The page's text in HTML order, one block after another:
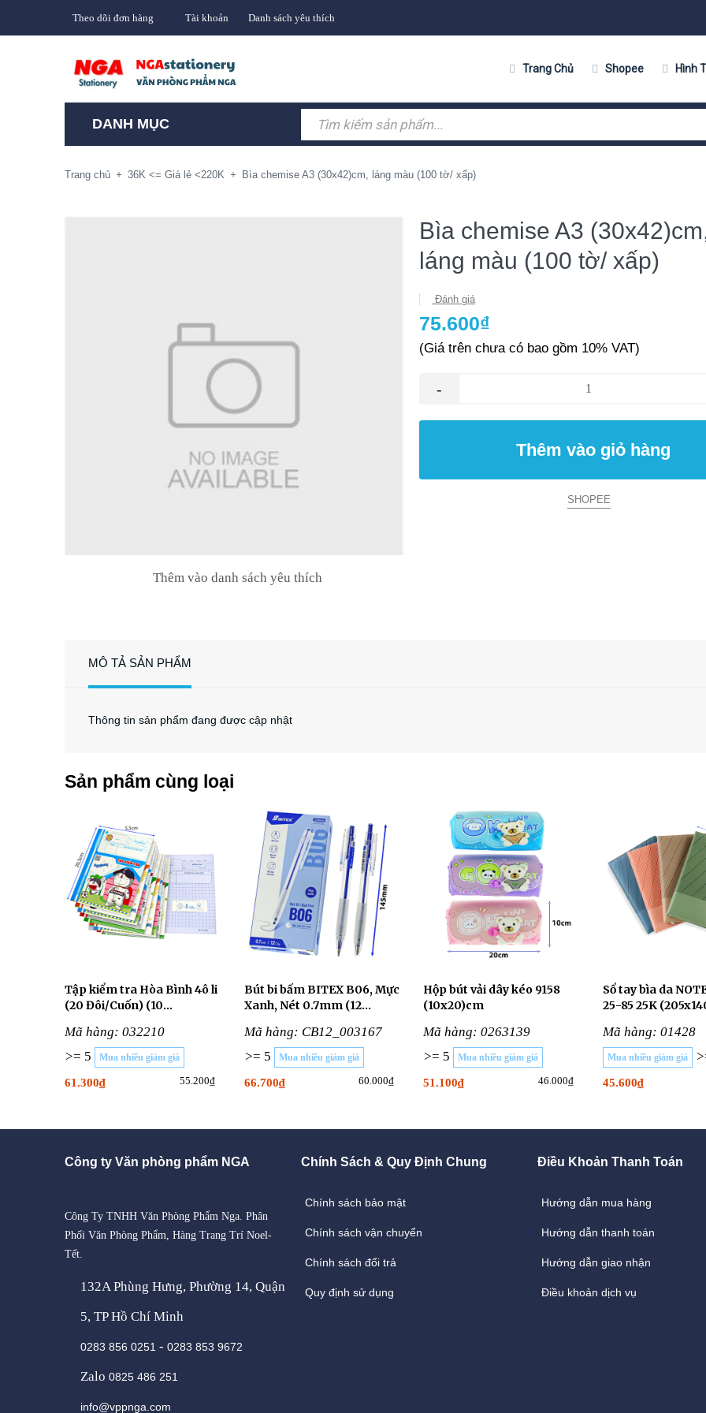
Theo dõi đơn hàng Tài khoản Danh sách yêu thích
Trang Chủ Shopee Hình
DANH MỤC
Trang chủ + 36K <= Giá lẻ <220K + Bìa chemise A3 (30x42)cm, láng màu (100 tờ/ xấp)
Thêm vào danh sách yêu thích
Bìa chemise A3
láng màu (100 tờ/ xấp)
Đánh giá
75.600₫
(Giá trên chưa có bao gồm 10% VAT)
-
Thêm vào giỏ hàng
SHOPEE
MÔ TẢ SẢN PHẨM
Thông tin sản phẩm đang được cập nhật
Sản phẩm cùng loại
Tập kiểm tra Hòa Bình 4ô li
(20 Đôi/Cuốn) (10
Mã hàng: 032210
>= 5
Mua nhiều giảm giá
61.300₫ 55.200₫
Bút bi bấm BITEX B06, Mực
Xanh, Nét 0.7mm (12
Mã hàng: CB12_003167
>= 5
Mua nhiều giảm giá
66.700₫ 60.000₫
Hộp bút vải dây kéo 9158
(10x20)cm
Mã hàng: 0263139
>= 5
Mua nhiều giảm giá
51.100₫ 46.000₫
Sổ tay bìa da
25-85 25K
Mã hàng: 01428
Mua nhiều giảm giá
45.600₫
Công ty Văn phòng phẩm NGA
Công Ty TNHH Văn Phòng Phẩm Nga. Phân
Phối Văn Phòng Phẩm, Hàng Trang Trí Noel-
Tết.
132A Phùng Hưng, Phường 14, Quận
5, TP Hồ Chí Minh
0283 856 0251 - 0283 853 9672
Zalo 0825 486 251
info@vppnga.com
Chính Sách & Quy Định Chung
Chính sách bảo mật
Chính sách vận chuyển
Chính sách đổi trả
Quy định sử dụng
Điều Khoản Thanh Toán
Hướng dẫn mua hàng
Hướng dẫn thanh toán
Hướng dẫn giao nhận
Điều khoản dịch vụ